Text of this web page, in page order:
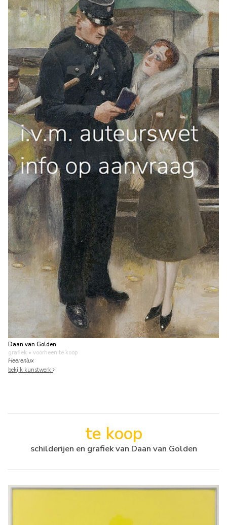
Daan van Golden
grafiek • voorheen te koop
Heerenlux
bekijk kunstwerk
te koop
schilderijen en grafiek van Daan van Golden